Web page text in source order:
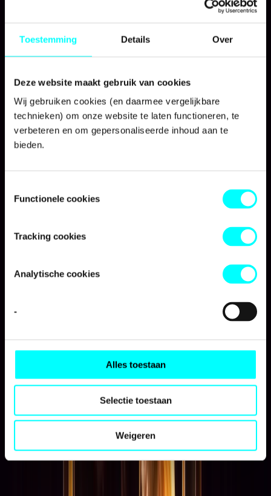
Toestemming Details Over
Deze website maakt gebruik van cookies
Wij gebruiken cookies (en daarmee vergelijkbare
technieken) om onze website te laten functioneren, te
verbeteren en om gepersonaliseerde inhoud aan te
bieden.
Functionele cookies
Tracking cookies
Analytische cookies
-
Alles toestaan
Selectie toestaan
Weigeren
Internationalisering
Aanvragers op Aruba, Bonaire, Curaçao, Sint-Maarten, Saba